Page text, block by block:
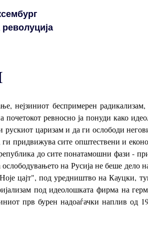
нејзиниот беспримерен радикализам,
ревносно ја понуди како
рускиот царизам и да ги ослободи
ги придвижува сите општествени и
до сите понатамошни фази -
на Русија не беше дело
цајт", под уредништво на Кауцки,
под идеолошката фирма на
прв бурен надоаѓачки наплив од